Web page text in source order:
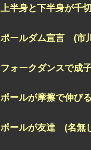
上半身と下半身が千
ポールダム宣言 (市
フォークダンスで成
ポールが摩擦で伸び
ポールが友達 (名無